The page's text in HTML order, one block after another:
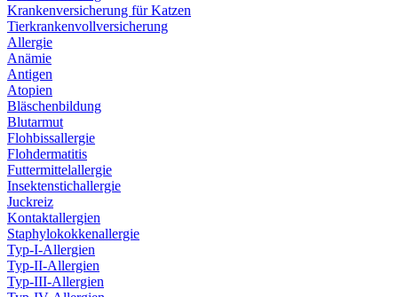
Krankenversicherung für Katzen
Tierkrankenvollversicherung
Allergie
Anämie
Antigen
Atopien
Bläschenbildung
Blutarmut
Flohbissallergie
Flohdermatitis
Futtermittelallergie
Insektenstichallergie
Juckreiz
Kontaktallergien
Staphylokokkenallergie
Typ-I-Allergien
Typ-II-Allergien
Typ-III-Allergien